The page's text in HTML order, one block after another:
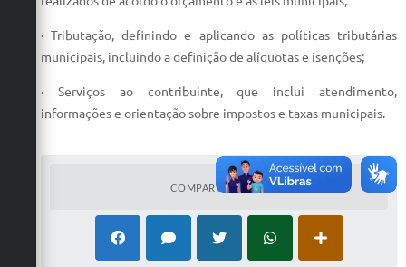
· Tributação, definindo e aplicando as políticas tributárias
municipais, incluindo a definição de alíquotas e isenções;
· Serviços ao contribuinte, que inclui atendimento,
informações e orientação sobre impostos e taxas municipais.
COMPARTILHAR